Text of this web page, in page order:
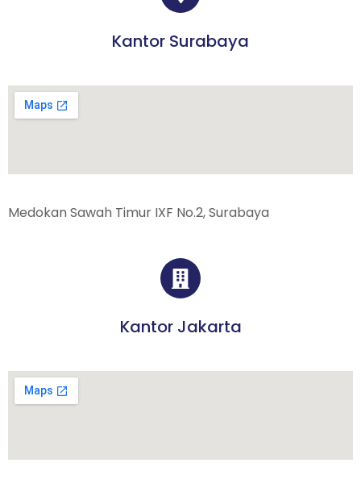
Kantor Surabaya
Medokan Sawah Timur IXF No.2, Surabaya
Kantor Jakarta